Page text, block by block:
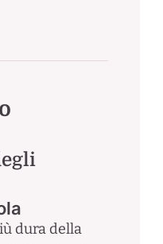
dura della